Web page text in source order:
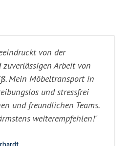
von der
Arbeit von
Mein Möbeltransport in
und stressfrei
und freundlichen Teams.
weiterempfehlen!"